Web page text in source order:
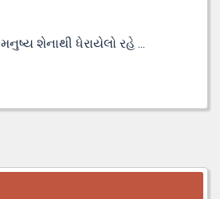
મનુષ્ય શેનાથી ધેરાયેલો રહે ...